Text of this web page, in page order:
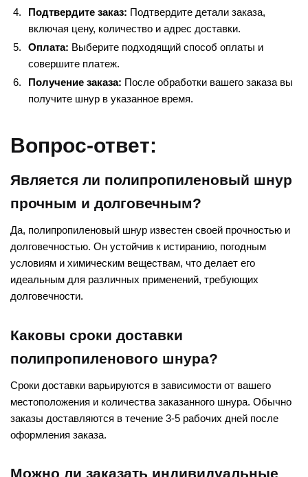
Подтвердите заказ: Подтвердите детали заказа,
включая цену, количество и адрес доставки.
Оплата: Выберите подходящий способ оплаты и
совершите платеж.
Получение заказа: После обработки вашего заказа вы
получите шнур в указанное время.
Вопрос-ответ:
Является ли полипропиленовый шнур
прочным и долговечным?
Да, полипропиленовый шнур известен своей прочностью и
долговечностью. Он устойчив к истиранию, погодным
условиям и химическим веществам, что делает его
идеальным для различных применений, требующих
долговечности.
Каковы сроки доставки
полипропиленового шнура?
Сроки доставки варьируются в зависимости от вашего
местоположения и количества заказанного шнура. Обычно
заказы доставляются в течение 3-5 рабочих дней после
оформления заказа.
Можно ли заказать индивидуальные